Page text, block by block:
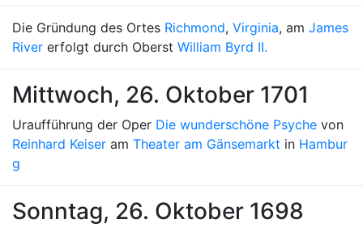
Die Gründung des Ortes Richmond, Virginia, am James
River erfolgt durch Oberst William Byrd II.
Mittwoch, 26. Oktober 1701
Uraufführung der Oper Die wunderschöne Psyche von
Reinhard Keiser am Theater am Gänsemarkt in Hambur
g
Sonntag, 26. Oktober 1698